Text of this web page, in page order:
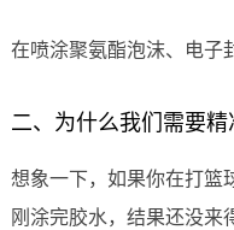
在喷涂聚氨酯泡沫、电子
二、为什么我们需要精
想象一下，如果你在打篮
刚涂完胶水，结果还没